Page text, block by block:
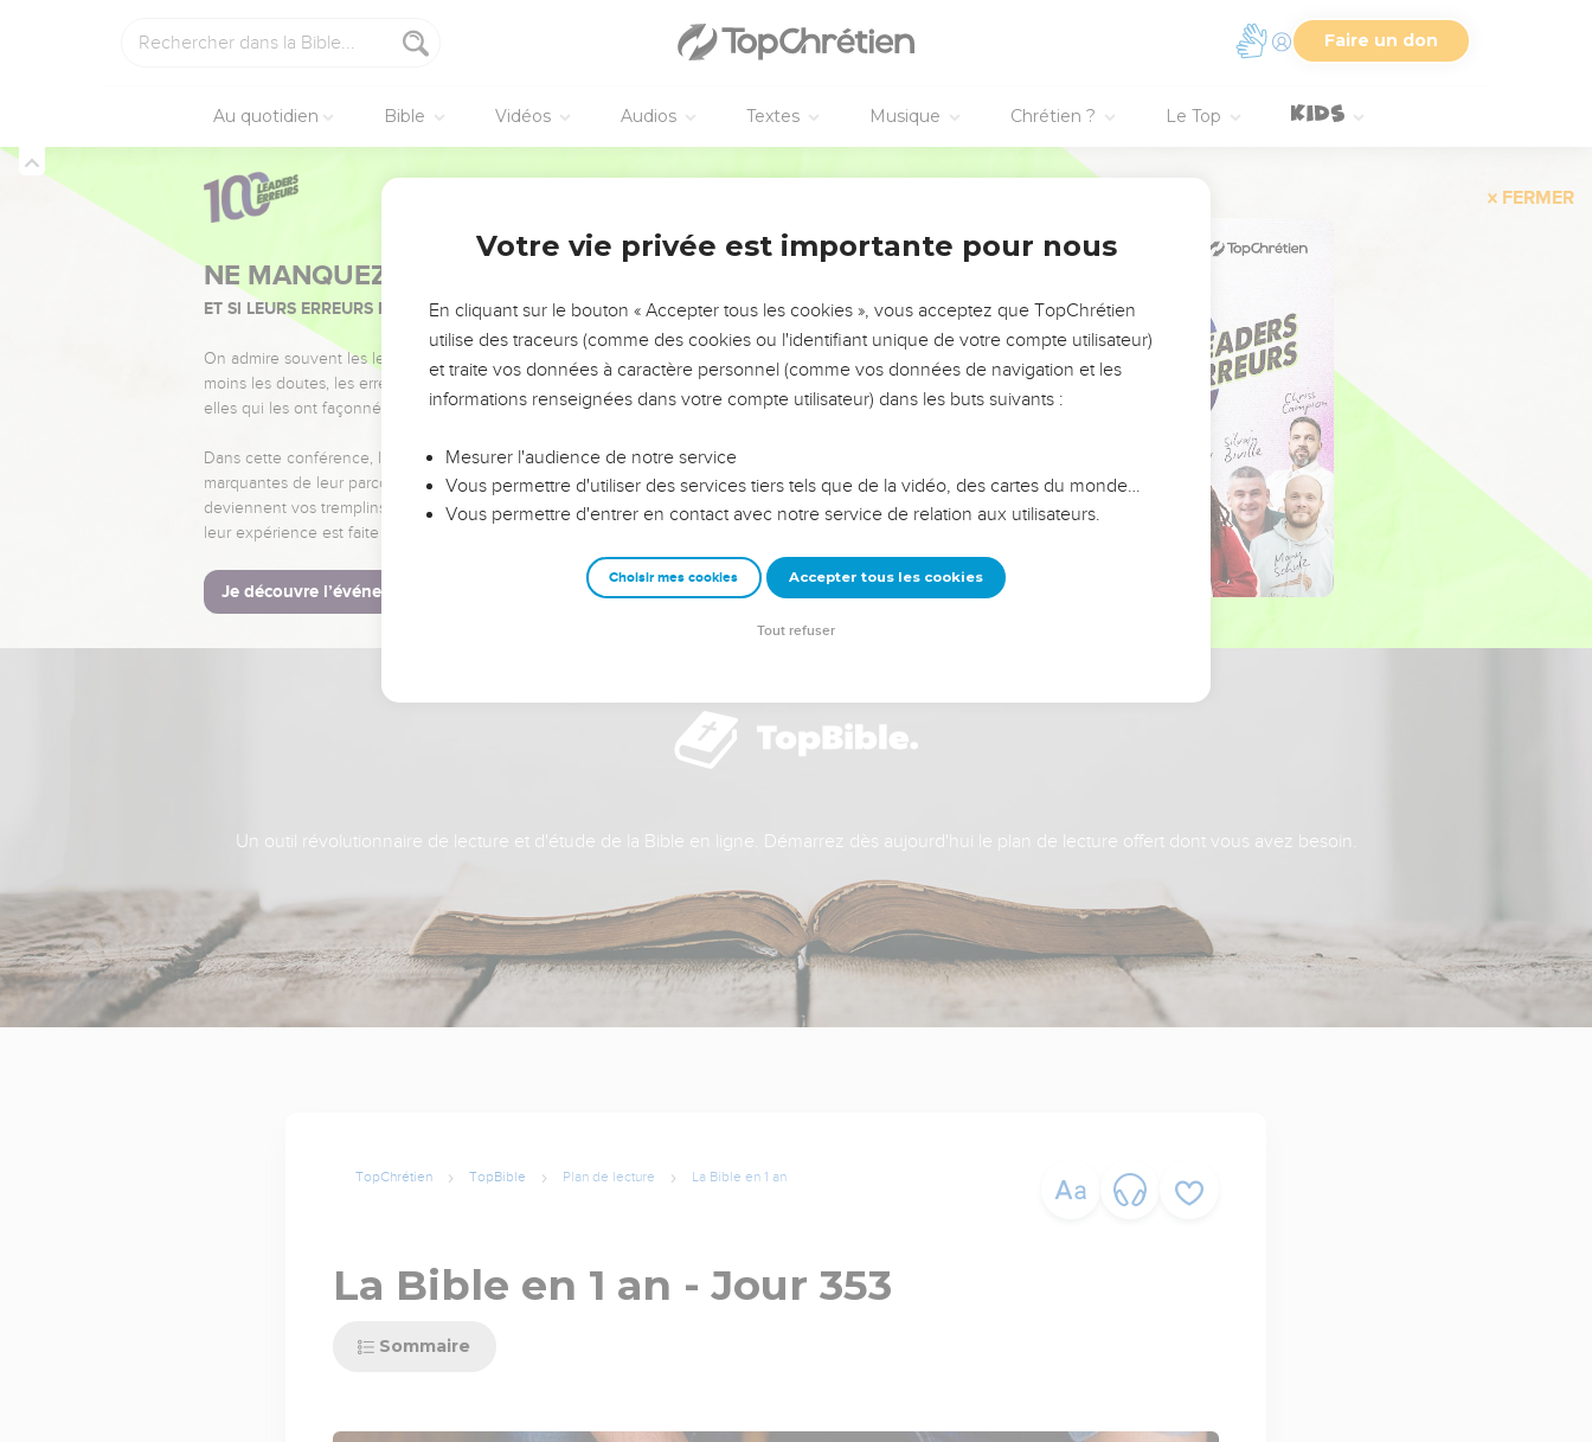
Faire un don
Au quotidien Bible Vidéos Audios Textes Musique Chrétien ? Le Top
FERMER
NE MANQUEZ PAS L’ÉVÉNEMENT DE L’ANNÉE !
ET SI LEURS ERREURS POUVAIENT VOUS ÉVITER LES VOTRES ?
On admire souvent les leaders pour leurs réussites, leur impact, leur foi ou leur vision. Mais on voit
moins les doutes, les erreurs et les saisons difficiles qu'ils ont traversés, alors même que ce sont
elles qui les ont façonnés.
Dans cette conférence, leaders, entrepreneurs, et responsables reviennent sur les erreurs
marquantes de leur parcours et les clés pour avancer avec plus de sagesse afin que leurs erreurs
deviennent vos tremplins. Que vous guidiez un ministère, une équipe, un groupe ou une famille,
leur expérience est faite pour vous.
Je découvre l’événement
Un outil révolutionnaire de lecture et d'étude de la Bible en ligne. Démarrez dès aujourd'hui le plan de lecture offert dont vous avez besoin.
TopChrétien TopBible Plan de lecture La Bible en 1 an
La Bible en 1 an - Jour 353
Sommaire
Votre vie privée est importante pour nous
En cliquant sur le bouton « Accepter tous les cookies », vous acceptez que TopChrétien
utilise des traceurs (comme des cookies ou l'identifiant unique de votre compte utilisateur)
et traite vos données à caractère personnel (comme vos données de navigation et les
informations renseignées dans votre compte utilisateur) dans les buts suivants :
Mesurer l'audience de notre service
Vous permettre d'utiliser des services tiers tels que de la vidéo, des cartes du monde…
Vous permettre d'entrer en contact avec notre service de relation aux utilisateurs.
Choisir mes cookies Accepter tous les cookies
Tout refuser